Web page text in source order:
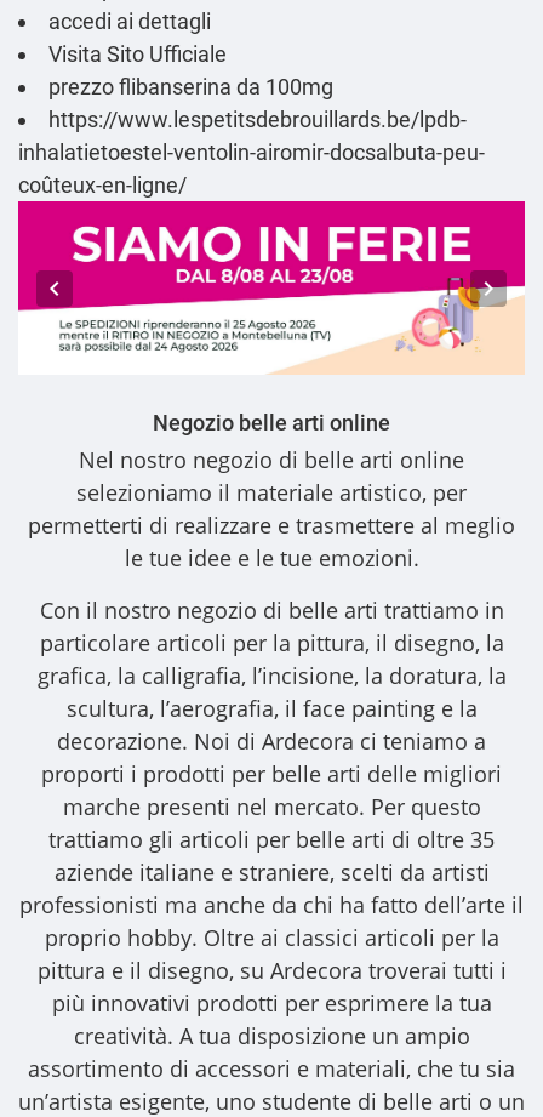
accedi ai dettagli
Visita Sito Ufficiale
prezzo flibanserina da 100mg
https://www.lespetitsdebrouillards.be/lpdb-
inhalatietoestel-ventolin-airomir-docsalbuta-peu-
coûteux-en-ligne/
Negozio belle arti online
Nel nostro negozio di belle arti online
selezioniamo il materiale artistico, per
permetterti di realizzare e trasmettere al meglio
le tue idee e le tue emozioni.
Con il nostro negozio di belle arti trattiamo in
particolare articoli per la pittura, il disegno, la
grafica, la calligrafia, l’incisione, la doratura, la
scultura, l’aerografia, il face painting e la
decorazione. Noi di Ardecora ci teniamo a
proporti i prodotti per belle arti delle migliori
marche presenti nel mercato. Per questo
trattiamo gli articoli per belle arti di oltre 35
aziende italiane e straniere, scelti da artisti
professionisti ma anche da chi ha fatto dell’arte il
proprio hobby. Oltre ai classici articoli per la
pittura e il disegno, su Ardecora troverai tutti i
più innovativi prodotti per esprimere la tua
creatività. A tua disposizione un ampio
assortimento di accessori e materiali, che tu sia
un’artista esigente, uno studente di belle arti o un